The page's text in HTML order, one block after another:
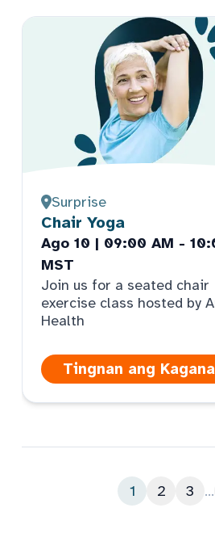
Surprise
Chair Yoga
Ago 10 | 09:00 AM -
MST
Join us for a seated chair
exercise class hosted by
Health
Tingnan ang
1 2 3 ...